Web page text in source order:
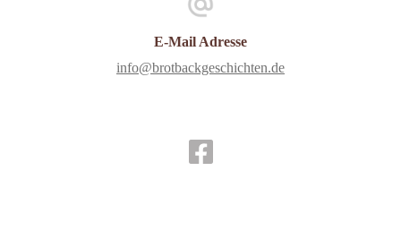
E-Mail Adresse
info@brotbackgeschichten.de